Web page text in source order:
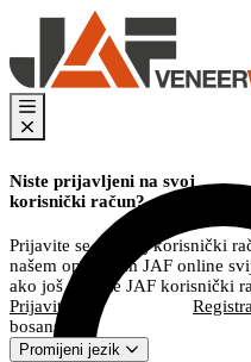
Niste prijavljeni na svoj
korisnički račun?
Prijavite se na svoj korisnički
našem opsežnom JAF online
ako još nemate JAF korisnički
Prijavite se
bosanski
Promijeni jezik